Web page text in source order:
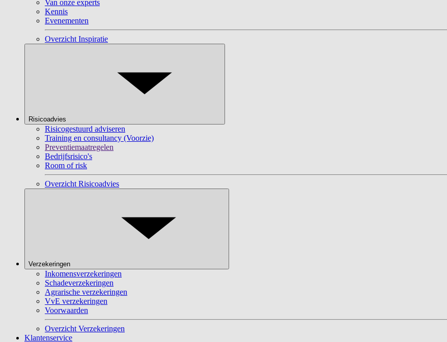
Van onze experts
Kennis
Evenementen
Overzicht Inspiratie
Risicoadvies
Risicogestuurd adviseren
Training en consultancy (Voorzie)
Preventiemaatregelen
Bedrijfsrisico's
Room of risk
Overzicht Risicoadvies
Verzekeringen
Inkomensverzekeringen
Schadeverzekeringen
Agrarische verzekeringen
VvE verzekeringen
Voorwaarden
Overzicht Verzekeringen
Klantenservice